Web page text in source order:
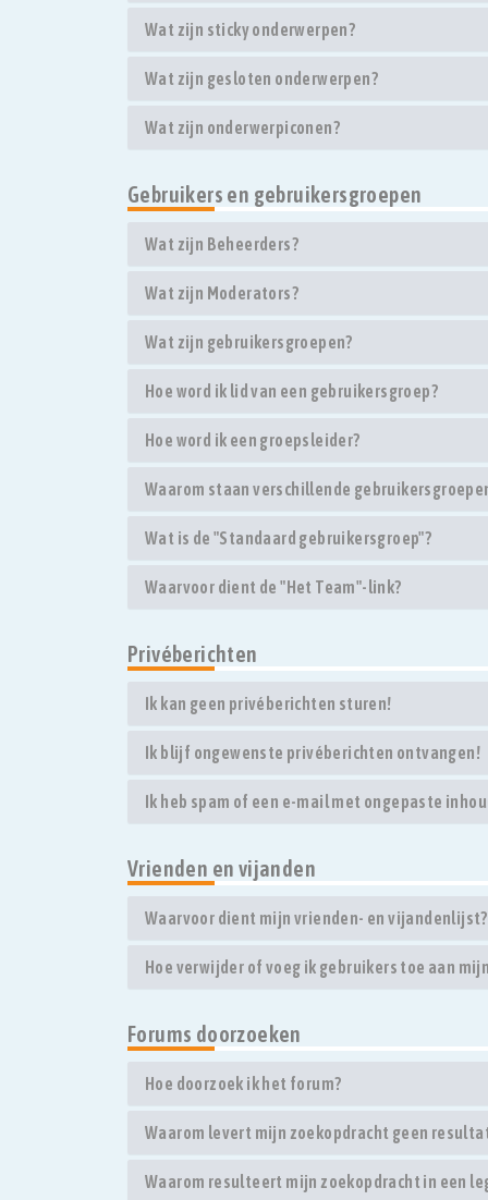
Wat zijn sticky onderwerpen?
Wat zijn gesloten onderwerpen?
Wat zijn onderwerpiconen?
Gebruikers en gebruikersgroepen
Wat zijn Beheerders?
Wat zijn Moderators?
Wat zijn gebruikersgroepen?
Hoe word ik lid van een gebruikersgroep?
Hoe word ik een groepsleider?
Waarom staan verschillende
Wat is de "Standaard gebruikersgroep"?
Waarvoor dient de "Het Team"-link?
Privéberichten
Ik kan geen privéberichten sturen!
Ik blijf ongewenste privéberichten ontvangen!
Ik heb spam of een e-mail met ongepaste
Vrienden en vijanden
Waarvoor dient mijn vrienden- en vijandenlijst?
Hoe verwijder of voeg ik gebruikers toe aan
Forums doorzoeken
Hoe doorzoek ik het forum?
Waarom levert mijn zoekopdracht geen
Waarom resulteert mijn zoekopdracht in een